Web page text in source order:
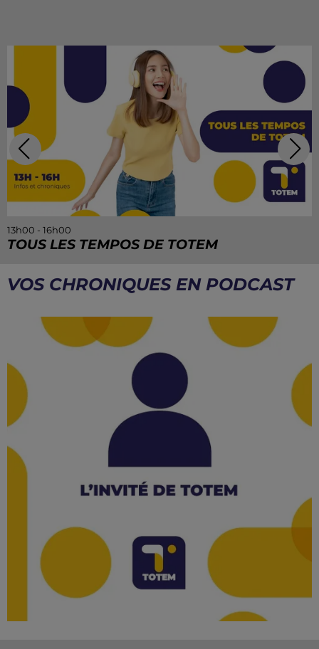
13h00 - 16h00
TOUS LES TEMPOS DE TOTEM
VOS CHRONIQUES EN PODCAST